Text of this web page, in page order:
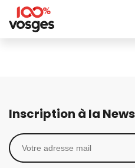
Inscription à la